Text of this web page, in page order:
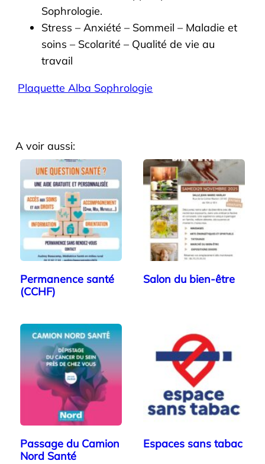
Sophrologie.
Stress – Anxiété – Sommeil – Maladie et
soins – Scolarité – Qualité de vie au
travail
Plaquette Alba Sophrologie
A voir aussi:
Permanence santé
(CCHF)
Salon du bien-être
Passage du Camion
Nord Santé
Espaces sans tabac